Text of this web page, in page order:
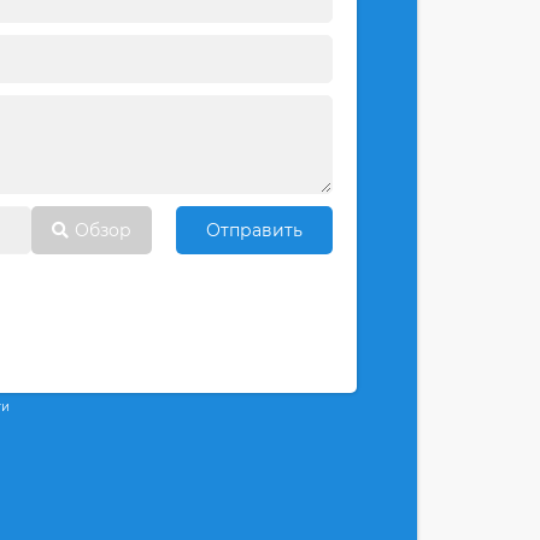
Обзор Отправить